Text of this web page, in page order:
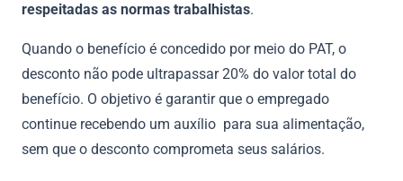
respeitadas as normas trabalhistas.
Quando o benefício é concedido por meio do PAT, o
desconto não pode ultrapassar 20% do valor total do
benefício. O objetivo é garantir que o empregado
continue recebendo um auxílio para sua alimentação,
sem que o desconto comprometa seus salários.